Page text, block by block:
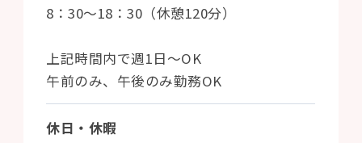
8：30～18：30（休憩120分）
上記時間内で週1日～OK
午前のみ、午後のみ勤務OK
休日・休暇